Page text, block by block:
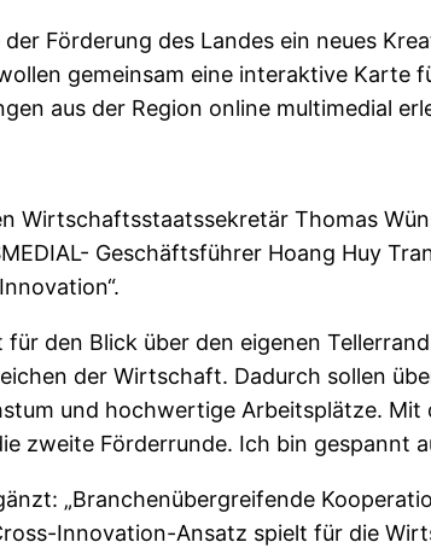
Förderung des Landes ein neues
gemeinsam eine interaktive Karte
aus der Region online multimedial
Wirtschaftsstaatssekretär Thomas
Geschäftsführer Hoang Huy
den Blick über den eigenen
der Wirtschaft. Dadurch sollen
und hochwertige Arbeitsplätze. Mit
zweite Förderrunde. Ich bin gespannt
„Branchenübergreifende
Innovation-Ansatz spielt für die